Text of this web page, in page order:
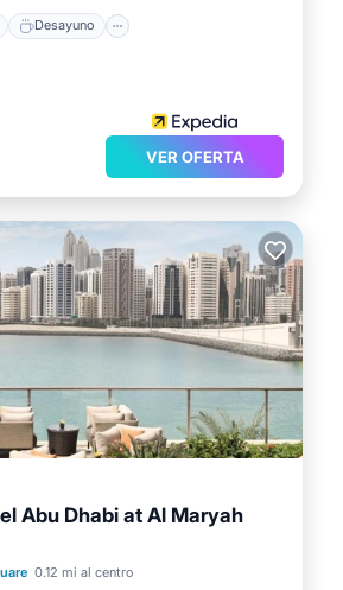
Desayuno
VER OFERTA
Abu Dhabi at Al Maryah
0.12 mi al centro